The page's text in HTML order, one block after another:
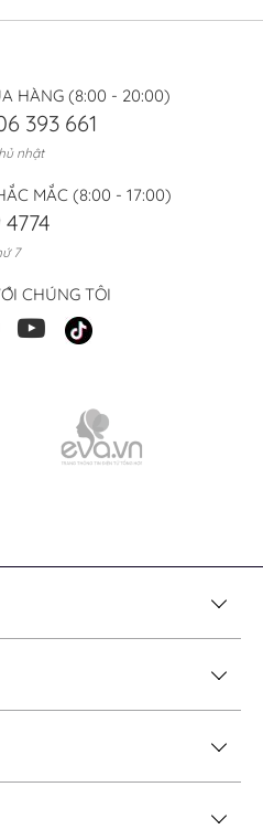
HÀNG (8:00 - 20:00)
393 661
nhật
MẮC (8:00 - 17:00)
7
CHÚNG TÔI